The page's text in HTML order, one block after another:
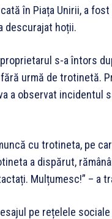
în Piața Unirii, a
descurajat hoții.
s-a întors
urmă de trotinetă.
a observat incidentul
cu trotineta, pe
a dispărut,
Mulțumesc!” – a
pe rețelele